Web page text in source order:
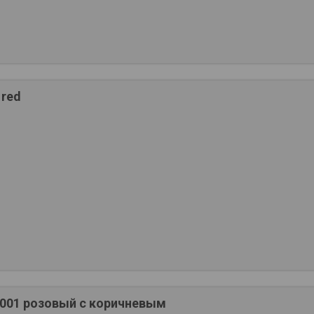
розовый с коричневым